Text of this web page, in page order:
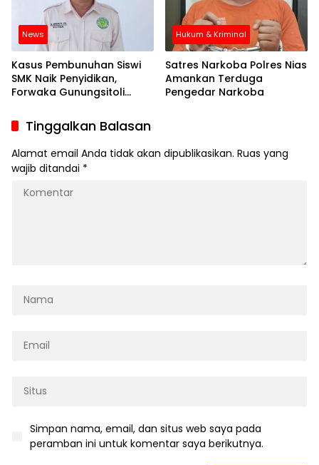
News
Kasus Pembunuhan Siswi
SMK Naik Penyidikan,
Forwaka Gunungsitoli
Tangkap Pelaku
Hukum & Kriminal
Satres Narkoba Polres Nias
Amankan Terduga
Pengedar Narkoba
Tinggalkan Balasan
Alamat email Anda tidak akan dipublikasikan. Ruas yang
wajib ditandai *
Simpan nama, email, dan situs web saya pada
peramban ini untuk komentar saya berikutnya.